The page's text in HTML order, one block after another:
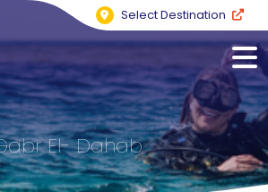
Select Destination
El- Dahab